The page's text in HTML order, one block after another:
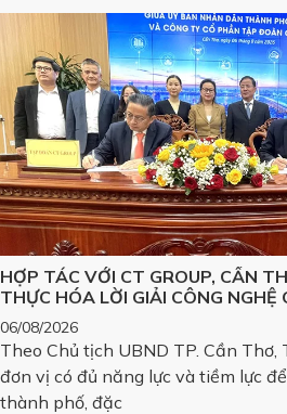
HỢP TÁC VỚI CT GROUP, CẦN
THỰC HÓA LỜI GIẢI CÔNG NGHỆ
LỚN
06/08/2026
Theo Chủ tịch UBND TP. Cần Thơ,
đơn vị có đủ năng lực và tiềm lực
thành phố, đặc